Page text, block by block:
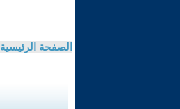
الصفحة الرئيسية